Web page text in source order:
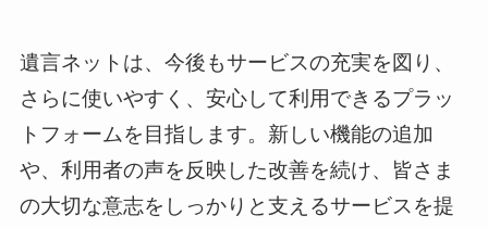
遺言ネットは、今後もサービスの充実を図り、
さらに使いやすく、安心して利用できるプラッ
トフォームを目指します。新しい機能の追加
や、利用者の声を反映した改善を続け、皆さま
の大切な意志をしっかりと支えるサービスを提